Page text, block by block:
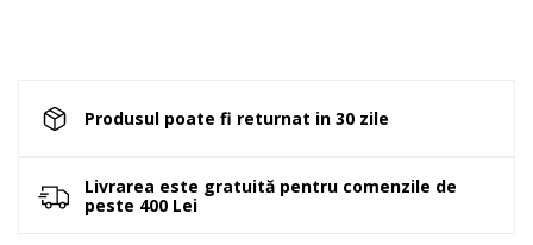
Produsul poate fi returnat in 30 zile
Livrarea este gratuită pentru comenzile de
peste 400 Lei